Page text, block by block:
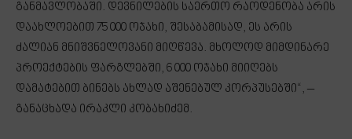
განმავლობაში. დევნილების საერთო რაოდენობა არის
დაახლოებით 75 000 ოჯახი, შესაბამისად, ეს არის
ძალიან მნიშვნელოვანი მიღწევა. მხოლოდ მიმდინარე
პროექტების ფარგლებში, 6 000 ოჯახი მიიღებს
დამატებით ბინებს ახლად აშენებულ კორპუსებში“, –
განაცხადა ირაკლი კობახიძემ.